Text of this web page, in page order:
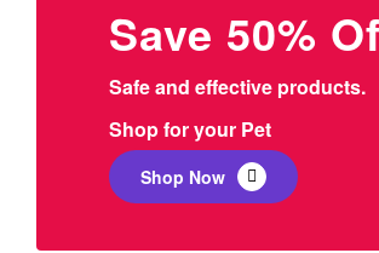
Save 50%
Safe and effective products.
Shop for your Pet
Shop Now